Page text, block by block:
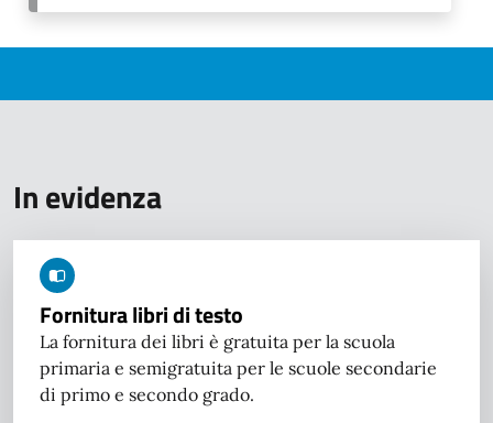
In evidenza
Fornitura libri di testo
La fornitura dei libri è gratuita per la scuola
primaria e semigratuita per le scuole secondarie
di primo e secondo grado.